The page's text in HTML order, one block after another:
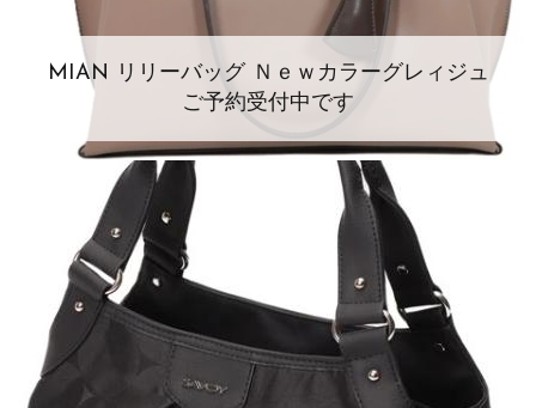
MIAN リリーバッグ Ｎｅｗカラーグレィジュ
ご予約受付中です